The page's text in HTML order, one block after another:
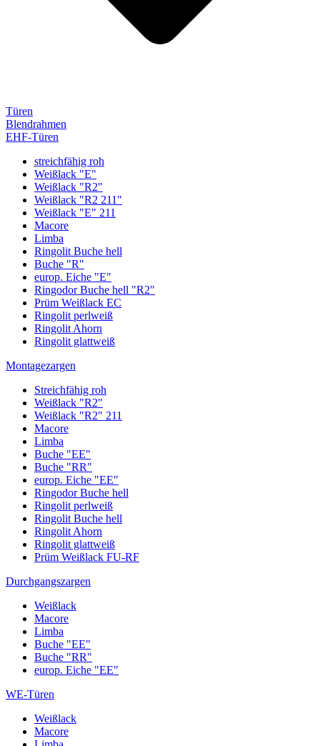
Türen
Blendrahmen
EHF-Türen
streichfähig roh
Weißlack "E"
Weißlack "R2"
Weißlack "R2 211"
Weißlack "E" 211
Macore
Limba
Ringolit Buche hell
Buche "R"
europ. Eiche "E"
Ringodor Buche hell "R2"
Prüm Weißlack EC
Ringolit perlweiß
Ringolit Ahorn
Ringolit glattweiß
Montagezargen
Streichfähig roh
Weißlack "R2"
Weißlack "R2" 211
Macore
Limba
Buche "EE"
Buche "RR"
europ. Eiche "EE"
Ringodor Buche hell
Ringolit perlweiß
Ringolit Buche hell
Ringolit Ahorn
Ringolit glattweiß
Prüm Weißlack FU-RF
Durchgangszargen
Weißlack
Macore
Limba
Buche "EE"
Buche "RR"
europ. Eiche "EE"
WE-Türen
Weißlack
Macore